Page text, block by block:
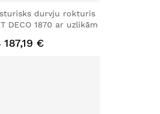
durvju rokturis
DECO 1870 ar uzlikām
187,19 €